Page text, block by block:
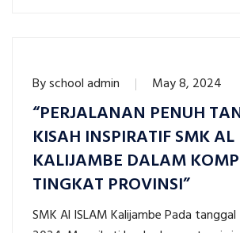
Byschool admin May 8, 2024
“PERJALANAN PENUH
KISAH INSPIRATIF SMK
KALIJAMBE DALAM
TINGKAT PROVINSI”
SMK Al ISLAM Kalijambe Pada